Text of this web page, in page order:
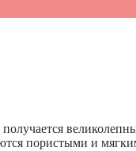
пористыми и